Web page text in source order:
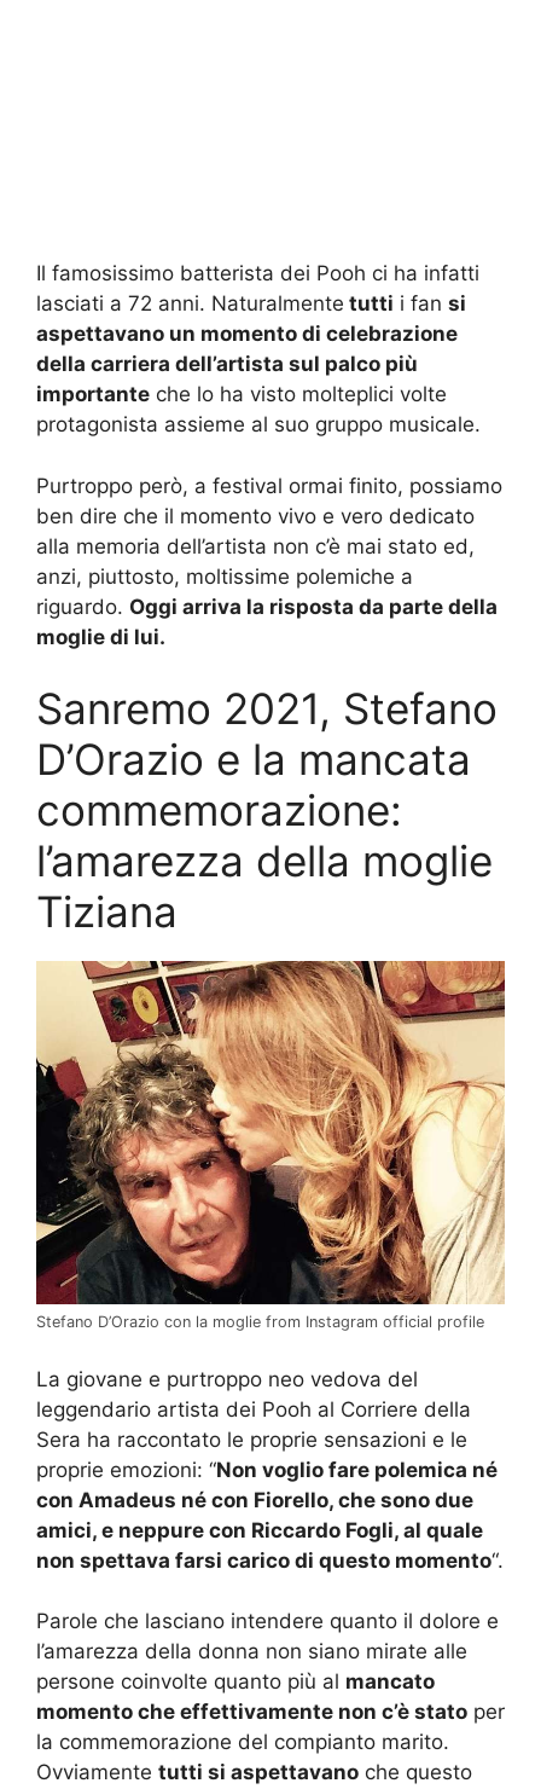
Il famosissimo batterista dei Pooh ci ha infatti
lasciati a 72 anni. Naturalmente tutti i fan si
aspettavano un momento di celebrazione
della carriera dell’artista sul palco più
importante che lo ha visto molteplici volte
protagonista assieme al suo gruppo musicale.
Purtroppo però, a festival ormai finito, possiamo
ben dire che il momento vivo e vero dedicato
alla memoria dell’artista non c’è mai stato ed,
anzi, piuttosto, moltissime polemiche a
riguardo. Oggi arriva la risposta da parte della
moglie di lui.
Sanremo 2021, Stefano
D’Orazio e la mancata
commemorazione:
l’amarezza della moglie
Tiziana
Stefano D’Orazio con la moglie from Instagram official profile
La giovane e purtroppo neo vedova del
leggendario artista dei Pooh al Corriere della
Sera ha raccontato le proprie sensazioni e le
proprie emozioni: “Non voglio fare polemica né
con Amadeus né con Fiorello, che sono due
amici, e neppure con Riccardo Fogli, al quale
non spettava farsi carico di questo momento“.
Parole che lasciano intendere quanto il dolore e
l’amarezza della donna non siano mirate alle
persone coinvolte quanto più al mancato
momento che effettivamente non c’è stato per
la commemorazione del compianto marito.
Ovviamente tutti si aspettavano che questo